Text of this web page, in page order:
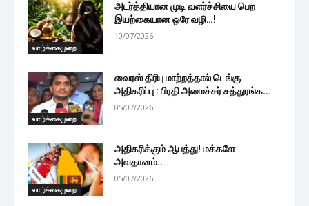
வாழ்க்கைமுறை
அடர்த்தியான முடி வளர்ச்சியை பெற
இயற்கையான ஒரே வழி…!
10/07/2026
வாழ்க்கைமுறை
வைரஸ் திரிபு மாற்றத்தால் டெங்கு
அதிகரிப்பு : பிரதி அமைச்சர் சத்துரங்க...
05/07/2026
வாழ்க்கைமுறை
அதிகரிக்கும் ஆபத்து! மக்களே
அவதானம்..
05/07/2026